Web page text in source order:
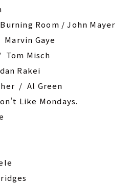
Room / John Mayer
Gaye
Tom Misch
Rakei
/ Al Green
Like Mondays.